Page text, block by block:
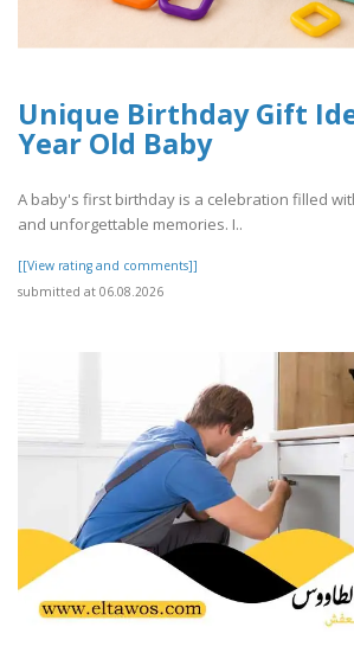
Unique Birthday Gift
Year Old Baby
A baby's first birthday is a celebration filled
and unforgettable memories. I..
[[View rating and comments]]
submitted at 06.08.2026